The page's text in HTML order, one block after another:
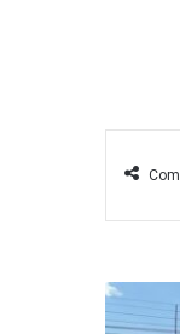
Prefeitura
de